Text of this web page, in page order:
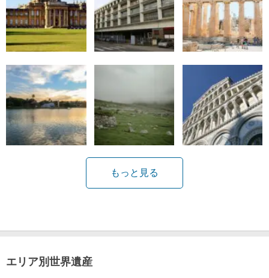
もっと見る
エリア別世界遺産